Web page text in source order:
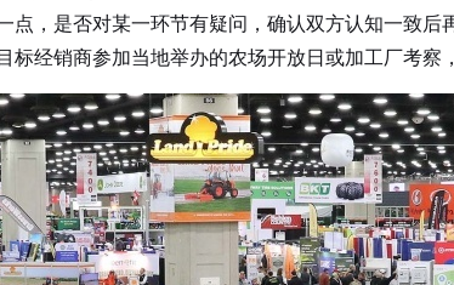
点，是否对某一环节有疑问，确认双方认知一致
标经销商参加当地举办的农场开放日或加工厂考察